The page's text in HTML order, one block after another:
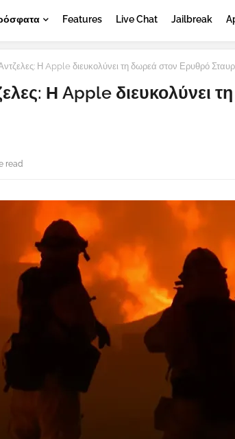
Features Live Chat Jailbreak
Η Apple διευκολύνει τη δωρεά στον Ερυθρό
Η Apple διευκολύνει
read